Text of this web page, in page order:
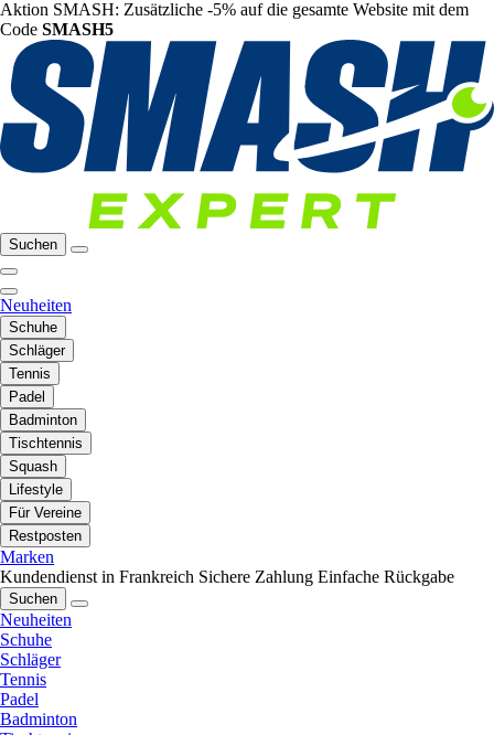
Aktion SMASH: Zusätzliche -5% auf die gesamte Website mit dem
Code SMASH5
Suchen
Neuheiten
Schuhe
Schläger
Tennis
Padel
Badminton
Tischtennis
Squash
Lifestyle
Für Vereine
Restposten
Marken
Kundendienst in Frankreich Sichere Zahlung Einfache Rückgabe
Suchen
Neuheiten
Schuhe
Schläger
Tennis
Padel
Badminton